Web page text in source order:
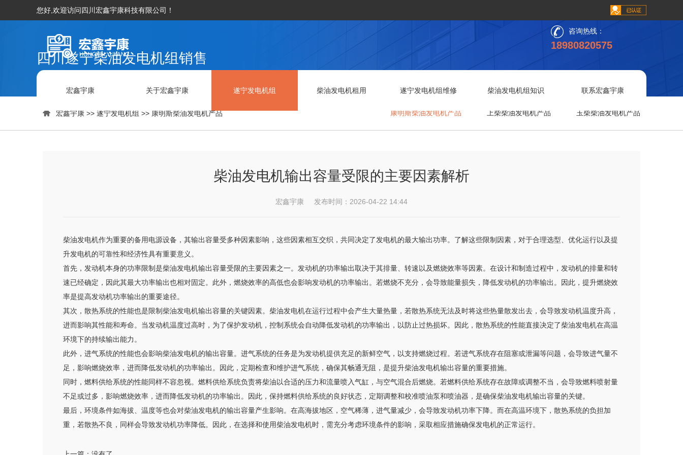
您好,欢迎访问四川宏鑫宇康科技有限公司！
咨询热线：
18980820575
宏鑫宇康 关于宏鑫宇康 遂宁发电机组 柴油发电机租用 遂宁发电机组维修 柴油发电机组知识 联系宏鑫宇康
四川遂宁柴油发电机组销售
 宏鑫宇康 >> 遂宁发电机组 >> 康明斯柴油发电机产品 康明斯柴油发电机产品 上柴柴油发电机产品 玉柴柴油发电机产品
柴油发电机输出容量受限的主要因素解析
宏鑫宇康 发布时间：2026-04-22 14:44
柴油发电机作为重要的备用电源设备，其输出容量受多种因素影响，这些因素相互交织，共同决定了发电机的最大输出功率。了解这些限制因素，对于合理选型、优化运行以及提
升发电机的可靠性和经济性具有重要意义。
首先，发动机本身的功率限制是柴油发电机输出容量受限的主要因素之一。发动机的功率输出取决于其排量、转速以及燃烧效率等因素。在设计和制造过程中，发动机的排量和转
速已经确定，因此其最大功率输出也相对固定。此外，燃烧效率的高低也会影响发动机的功率输出。若燃烧不充分，会导致能量损失，降低发动机的功率输出。因此，提升燃烧效
率是提高发动机功率输出的重要途径。
其次，散热系统的性能也是限制柴油发电机输出容量的关键因素。柴油发电机在运行过程中会产生大量热量，若散热系统无法及时将这些热量散发出去，会导致发动机温度升高，
进而影响其性能和寿命。当发动机温度过高时，为了保护发动机，控制系统会自动降低发动机的功率输出，以防止过热损坏。因此，散热系统的性能直接决定了柴油发电机在高温
环境下的持续输出能力。
此外，进气系统的性能也会影响柴油发电机的输出容量。进气系统的任务是为发动机提供充足的新鲜空气，以支持燃烧过程。若进气系统存在阻塞或泄漏等问题，会导致进气量不
足，影响燃烧效率，进而降低发动机的功率输出。因此，定期检查和维护进气系统，确保其畅通无阻，是提升柴油发电机输出容量的重要措施。
同时，燃料供给系统的性能同样不容忽视。燃料供给系统负责将柴油以合适的压力和流量喷入气缸，与空气混合后燃烧。若燃料供给系统存在故障或调整不当，会导致燃料喷射量
不足或过多，影响燃烧效率，进而降低发动机的功率输出。因此，保持燃料供给系统的良好状态，定期调整和校准喷油泵和喷油器，是确保柴油发电机输出容量的关键。
最后，环境条件如海拔、温度等也会对柴油发电机的输出容量产生影响。在高海拔地区，空气稀薄，进气量减少，会导致发动机功率下降。而在高温环境下，散热系统的负担加
重，若散热不良，同样会导致发动机功率降低。因此，在选择和使用柴油发电机时，需充分考虑环境条件的影响，采取相应措施确保发电机的正常运行。